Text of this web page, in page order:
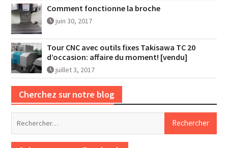
Comment fonctionne la broche
juin 30, 2017
Tour CNC avec outils fixes Takisawa TC 20
d’occasion: affaire du moment! [vendu]
juillet 3, 2017
Cherchez sur notre blog